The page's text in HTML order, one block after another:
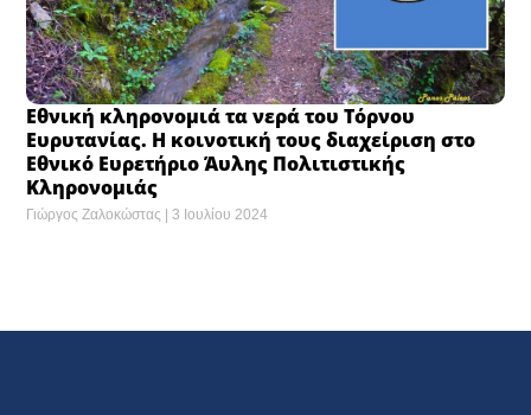
Εθνική κληρονομιά τα νερά του Τόρνου
Eυρυτανίας. Η κοινοτική τους διαχείριση στο
Εθνικό Ευρετήριο Άυλης Πολιτιστικής
Κληρονομιάς
Γιώργος Ζαλοκώστας 3 Ιουλίου 2024